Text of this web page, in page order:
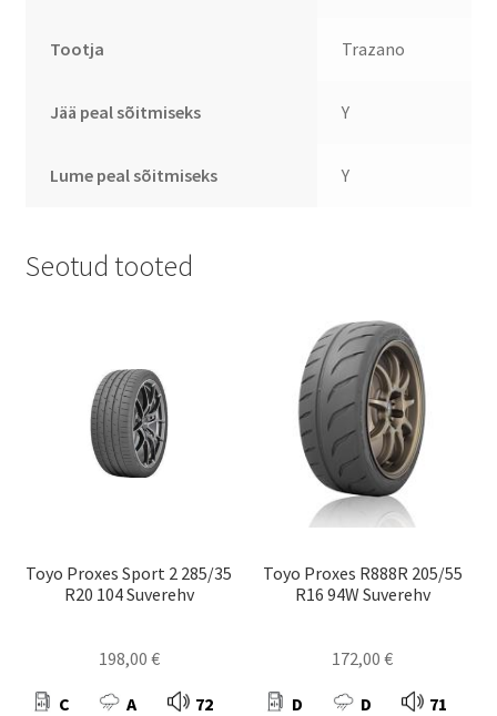
Tootja Trazano
Jää peal sõitmiseks Y
Lume peal sõitmiseks Y
Seotud tooted
Toyo Proxes Sport 2 285/35
R20 104 Suverehv
198,00 €
C A 72
Toyo Proxes R888R 205/55
R16 94W Suverehv
172,00€
D D 71